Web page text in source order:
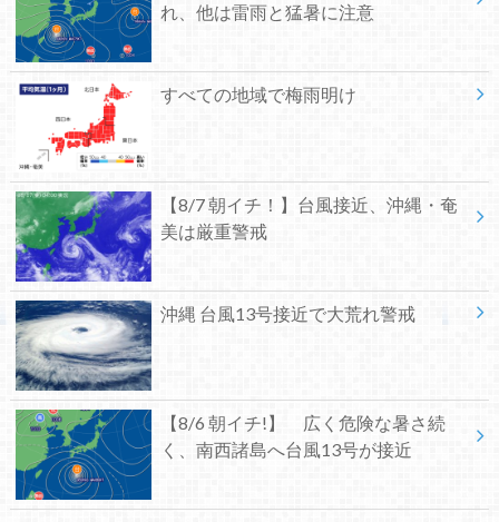
れ、他は雷雨と猛暑に注意
すべての地域で梅雨明け
【8/7 朝イチ！】台風接近、沖縄・奄
美は厳重警戒
沖縄 台風13号接近で大荒れ警戒
【8/6 朝イチ!】 広く危険な暑さ続
く、南西諸島へ台風13号が接近